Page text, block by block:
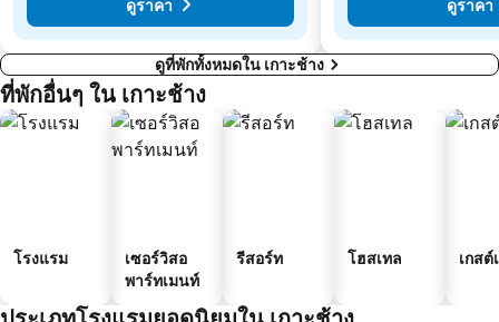
ดูราคา
ดูราคา
ดูที่พักทั้งหมดใน เกาะช้าง
ที่พักอื่นๆ ใน เกาะช้าง
โรงแรม
เซอร์วิสอ
พาร์ทเมนท์
รีสอร์ท โฮสเทล เกสต์